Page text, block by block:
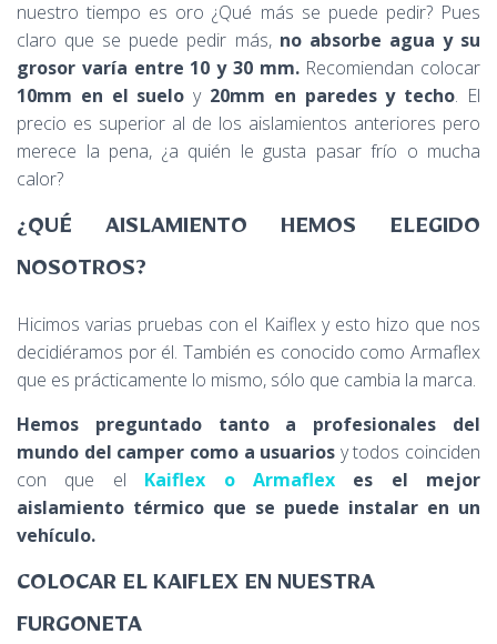
nuestro tiempo es oro ¿Qué más se puede pedir? Pues
claro que se puede pedir más, no absorbe agua y su
grosor varía entre 10 y 30 mm.Recomiendan colocar
10mm en el suelo y 20mm en paredes y techo. El
precio es superior al de los aislamientos anteriores pero
merece la pena, ¿a quién le gusta pasar frío o mucha
calor?
¿QUÉ AISLAMIENTO HEMOS ELEGIDO
NOSOTROS?
Hicimos varias pruebas con el Kaiflex y esto hizo que nos
decidiéramos por él. También es conocido como Armaflex
que es prácticamente lo mismo, sólo que cambia la marca.
Hemos preguntado tanto a profesionales del
mundo del camper como a usuarios y todos coinciden
con que el Kaiflex o Armaflexes el mejor
aislamiento térmico que se puede instalar en un
vehículo.
COLOCAR EL KAIFLEX EN NUESTRA
FURGONETA